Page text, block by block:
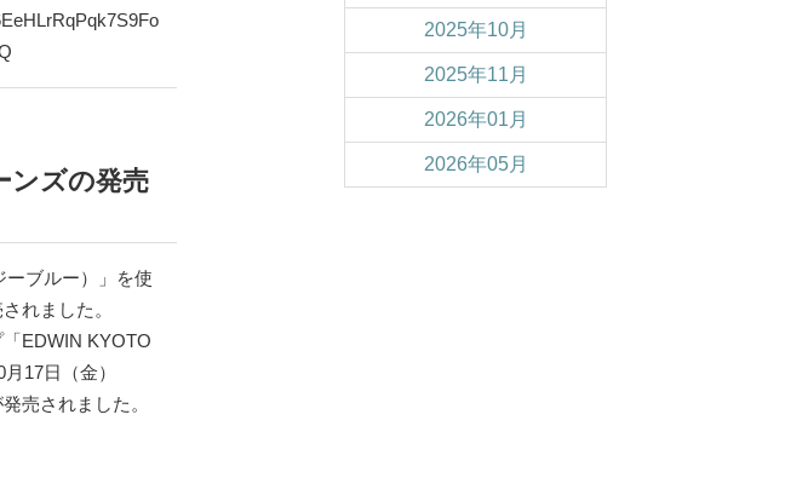
ンズの発売
ーブルー）」を使
れました。
EDWIN KYOTO
17日（金）
売されました。
2025年10月
2025年11月
2026年01月
2026年05月